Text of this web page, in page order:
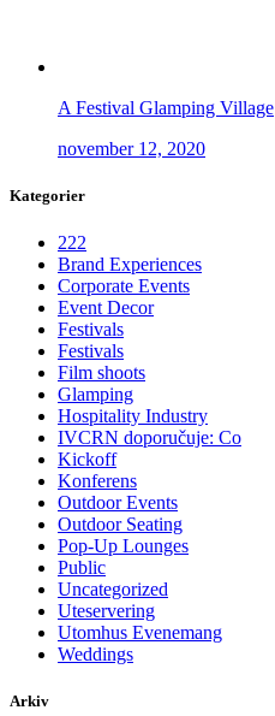
A Festival Glamping Village
november 12, 2020
Kategorier
222
Brand Experiences
Corporate Events
Event Decor
Festivals
Festivals
Film shoots
Glamping
Hospitality Industry
IVCRN doporučuje: Co
Kickoff
Konferens
Outdoor Events
Outdoor Seating
Pop-Up Lounges
Public
Uncategorized
Uteservering
Utomhus Evenemang
Weddings
Arkiv